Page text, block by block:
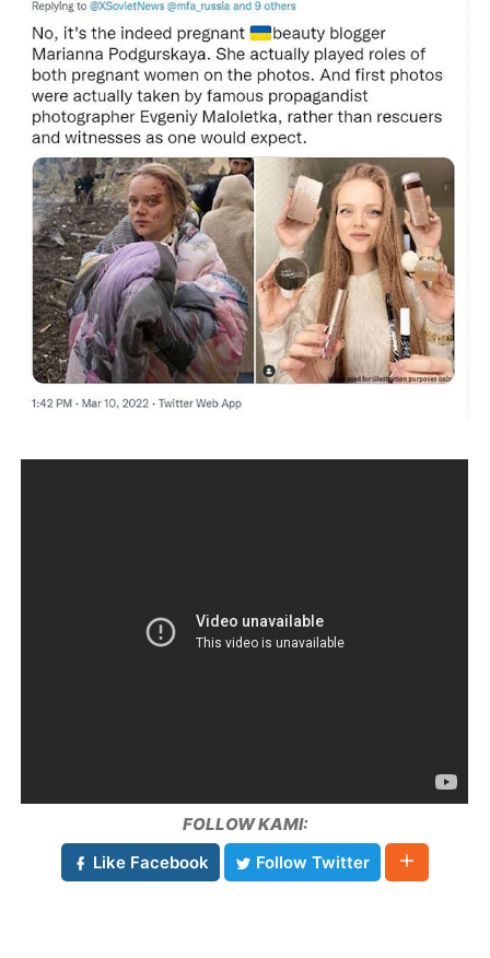
FOLLOW KAMI:
Like Facebook
Follow Twitter